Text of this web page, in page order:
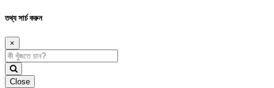
তথ্য সার্চ করুন
×
Close